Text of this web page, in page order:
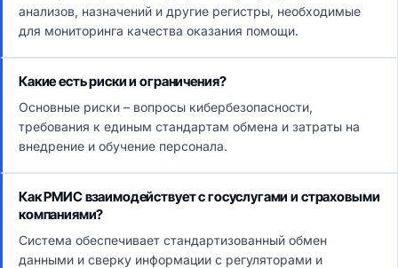
анализов, назначений и другие регистры, необходимые
для мониторинга качества оказания помощи.
Какие есть риски и ограничения?
Основные риски – вопросы кибербезопасности,
требования к единым стандартам обмена и затраты на
внедрение и обучение персонала.
Как РМИС взаимодействует с госуслугами и страховыми
компаниями?
Система обеспечивает стандартизованный обмен
данными и сверку информации с регуляторами и